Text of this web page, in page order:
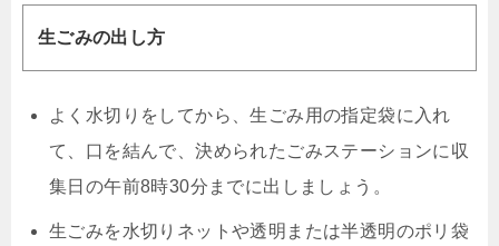
生ごみの出し方
よく水切りをしてから、生ごみ用の指定袋に入れ
て、口を結んで、決められたごみステーションに収
集日の午前8時30分までに出しましょう。
生ごみを水切りネットや透明または半透明のポリ袋